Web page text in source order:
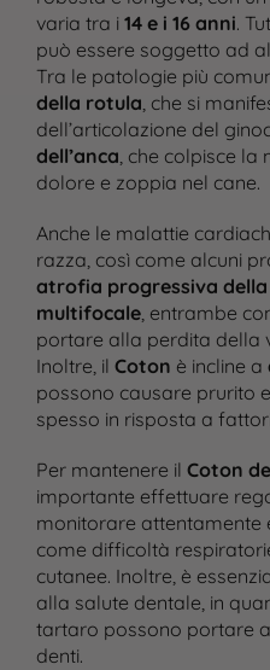
varia tra i 14 e i 16 anni.
può essere soggetto ad
Tra le patologie più
della rotula, che si
dell’articolazione del
dell’anca, che colpisce la
dolore e zoppia nel cane​.
Anche le malattie
razza, così come alcuni
atrofia progressiva
multifocale, entrambe
portare alla perdita della
Inoltre, il Coton è incline a
possono causare prurito
spesso in risposta a
Per mantenere il Coton
importante effettuare
monitorare attentamente
come difficoltà
cutanee. Inoltre, è
alla salute dentale, in
tartaro possono portare
denti.